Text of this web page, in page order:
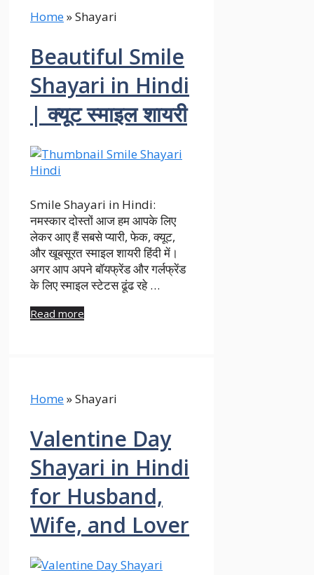
Home»Shayari
Beautiful Smile
Shayari in Hindi
| क्यूट स्माइल शायरी
Smile Shayari in Hindi:
नमस्कार दोस्तों आज हम आपके लिए
लेकर आए हैं सबसे प्यारी, फेक, क्यूट,
और खूबसूरत स्माइल शायरी हिंदी में।
अगर आप अपने बॉयफ्रेंड और गर्लफ्रेंड
के लिए स्माइल स्टेटस ढूंढ रहे …
Read more
Home»Shayari
Valentine Day
Shayari in Hindi
for Husband,
Wife, and Lover